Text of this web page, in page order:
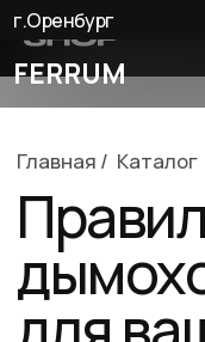
FERRUM
г.Оренбург
дымоходы
для